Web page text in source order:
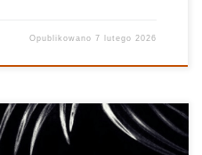
Opublikowano7 lutego 2026